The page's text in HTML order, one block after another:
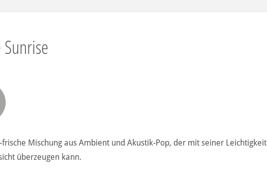
frische Mischung aus Ambient und Akustik-Pop, der mit seiner Leichtigkeit
überzeugen kann.